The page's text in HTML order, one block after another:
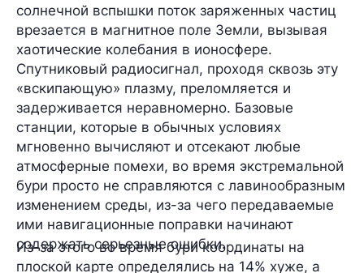
солнечной вспышки поток заряженных частиц
врезается в магнитное поле Земли, вызывая
хаотические колебания в ионосфере.
Спутниковый радиосигнал, проходя сквозь эту
«вскипающую» плазму, преломляется и
задерживается неравномерно. Базовые
станции, которые в обычных условиях
мгновенно вычисляют и отсекают любые
атмосферные помехи, во время экстремальной
бури просто не справляются с лавинообразным
изменением среды, из-за чего передаваемые
ими навигационные поправки начинают
содержать серьезные ошибки.
Из-за этого во время бури координаты на
плоской карте определялись на 14% хуже, а